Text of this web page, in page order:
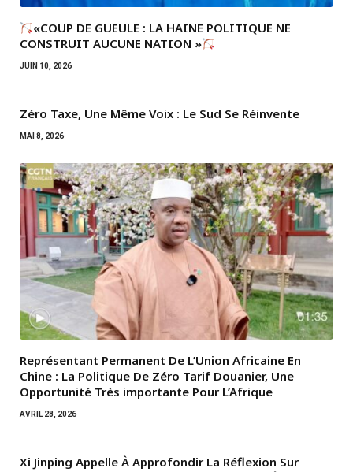
«COUP DE GUEULE : LA HAINE POLITIQUE NE
CONSTRUIT AUCUNE NATION »
JUIN 10, 2026
Zéro Taxe, Une Même Voix : Le Sud Se Réinvente
MAI 8, 2026
Représentant Permanent De L’Union Africaine En
Chine : La Politique De Zéro Tarif Douanier, Une
Opportunité Très importante Pour L’Afrique
AVRIL 28, 2026
Xi Jinping Appelle À Approfondir La Réflexion Sur